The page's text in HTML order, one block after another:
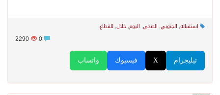
جماعة الحوثي تعلن الحرب و اذرع طهران تخطط باعمال ارهابية واسعة تطال دول الشرق الاوسط
قمة سعودية – تركية – باكستانية في جدة
استقباله, الجنوبي, الصحي, اليوم, خلال, للقطاع
2290
واتساب فيسبوك X تيليجرام